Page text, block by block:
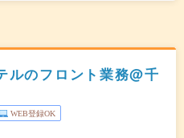
ルのフロント業務@千
WEB登録OK